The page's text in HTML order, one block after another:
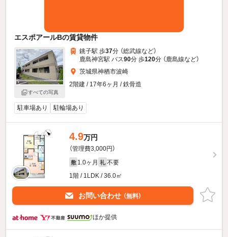
エスポアールBの賃貸物件
すべての写真
銚子駅 歩37分 （総武線など）
鹿島神宮駅 バス90分 歩120分 （鹿島線など）
茨城県神栖市波崎
2階建 / 17年6ヶ月 / 鉄骨造
駐車場あり 駐輪場あり
4.9万円
（管理費3,000円）
敷 1.0ヶ月 礼 不要
1階 / 1LDK / 36.0㎡
お問い合わせ （無料）
ほか提供